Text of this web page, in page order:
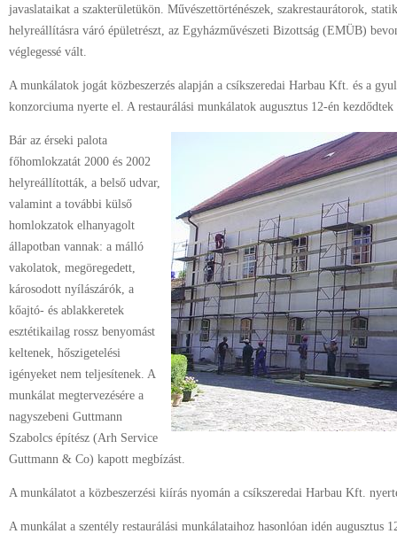
javaslataikat a szakterületükön. Művészettörténészek, szakrestaurátorok,
helyreállításra váró épületrészt, az Egyházművészeti Bizottság (EMÜB)
véglegessé vált.
A munkálatok jogát közbeszerzés alapján a csíkszeredai Harbau Kft. és a
konzorciuma nyerte el. A restaurálási munkálatok augusztus 12-én
Bár az érseki palota
főhomlokzatát 2000 és 2002
helyreállították, a belső udvar,
valamint a további külső
homlokzatok elhanyagolt
állapotban vannak: a málló
vakolatok, megöregedett,
károsodott nyílászárók, a
kőajtó- és ablakkeretek
esztétikailag rossz benyomást
keltenek, hőszigetelési
igényeket nem teljesítenek. A
munkálat megtervezésére a
nagyszebeni Guttmann
Szabolcs építész (Arh Service
Guttmann & Co) kapott megbízást.
A munkálatot a közbeszerzési kiírás nyomán a csíkszeredai Harbau Kft.
A munkálat a szentély restaurálási munkálataihoz hasonlóan idén augusztus